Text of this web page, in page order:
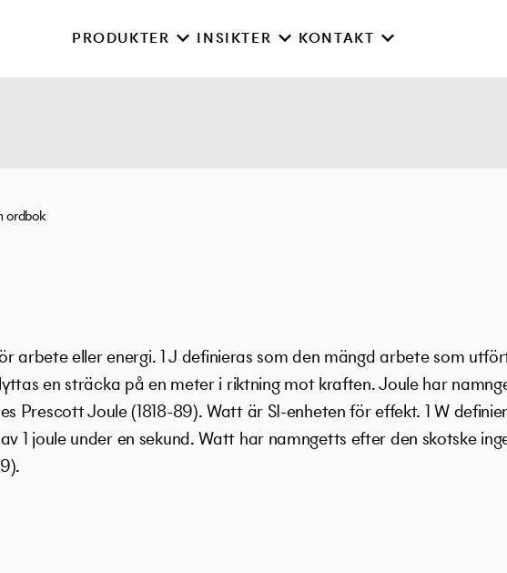
PRODUKTER INSIKTER KONTAKT
ordbok
arbete eller energi. 1 J definieras som den mängd arbete som
en sträcka på en meter i riktning mot kraften. Joule har
Prescott Joule (1818-89). Watt är SI-enheten för effekt. 1 W
1 joule under en sekund. Watt har namngetts efter den skotske